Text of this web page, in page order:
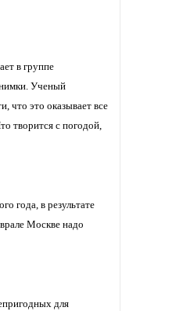
в группе
Ученый
что это оказывает все
творится с погодой,
года, в результате
Москве надо
для